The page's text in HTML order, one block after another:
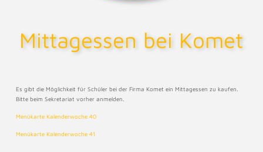
Mittagessen bei Komet
Es gibt die Möglichkeit für Schüler bei der Firma Komet ein Mittagessen zu kaufen.
Bitte beim Sekretariat vorher anmelden.
Menükarte Kalenderwoche 40
Menükarte Kalenderwoche 41